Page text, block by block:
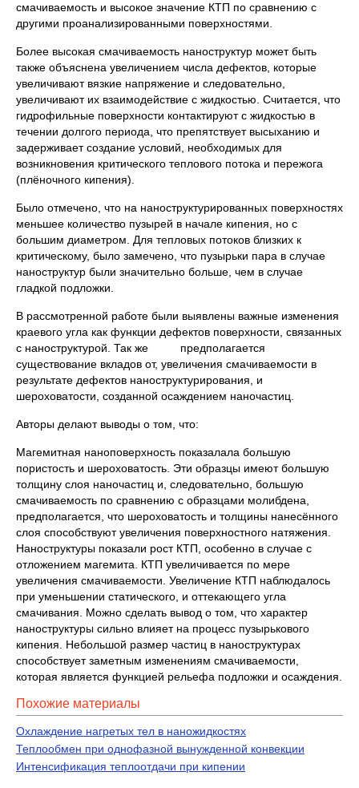
смачиваемость и высокое значение КТП по сравнению с
другими проанализированными поверхностями.
Более высокая смачиваемость наноструктур может быть
также объяснена увеличением числа дефектов, которые
увеличивают вязкие напряжение и следовательно,
увеличивают их взаимодействие с жидкостью. Считается, что
гидрофильные поверхности контактируют с жидкостью в
течении долгого периода, что препятствует высыханию и
задерживает создание условий, необходимых для
возникновения критического теплового потока и пережога
(плёночного кипения).
Было отмечено, что на наноструктурированных поверхностях
меньшее количество пузырей в начале кипения, но с
большим диаметром. Для тепловых потоков близких к
критическому, было замечено, что пузырьки пара в случае
наноструктур были значительно больше, чем в случае
гладкой подложки.
В рассмотренной работе были выявлены важные изменения
краевого угла как функции дефектов поверхности, связанных
с наноструктурой. Так же предполагается
существование вкладов от, увеличения смачиваемости в
результате дефектов наноструктурирования, и
шероховатости, созданной осаждением наночастиц.
Авторы делают выводы о том, что:
Магемитная наноповерхность показалала большую
пористость и шероховатость. Эти образцы имеют большую
толщину слоя наночастиц и, следовательно, большую
смачиваемость по сравнению с образцами молибдена,
предполагается, что шероховатость и толщины нанесённого
слоя способствуют увеличения поверхностного натяжения.
Наноструктуры показали рост КТП, особенно в случае с
отложением магемита. КТП увеличивается по мере
увеличения смачиваемости. Увеличение КТП наблюдалось
при уменьшении статического, и оттекающего угла
смачивания. Можно сделать вывод о том, что характер
наноструктуры сильно влияет на процесс пузырькового
кипения. Небольшой размер частиц в наноструктурах
способствует заметным изменениям смачиваемости,
которая является функцией рельефа подложки и осаждения.
Похожие материалы
Охлаждение нагретых тел в наножидкостях
Теплообмен при однофазной вынужденной конвекции
Интенсификация теплоотдачи при кипении